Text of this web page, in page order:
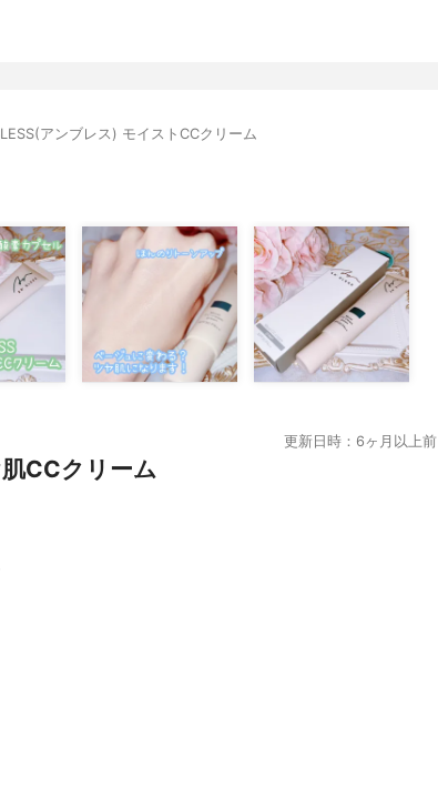
アンブレス) モイストCCクリーム
更新日時：6ヶ月以上前
CCクリーム